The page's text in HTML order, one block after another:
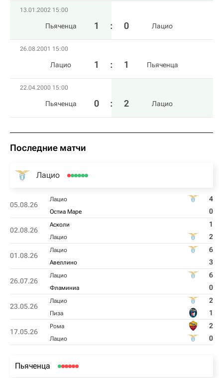
13.01.2002 15:00
Пьяченца 1 : 0 Лацио
26.08.2001 15:00
Лацио 1 : 1 Пьяченца
22.04.2000 15:00
Пьяченца 0 : 2 Лацио
Последние матчи
Лацио
05.08.26
Лацио 4
Остиа Маре 0
02.08.26
Асколи 1
Лацио 2
01.08.26
Лацио 6
Авеллино 3
26.07.26
Лацио 6
Фламиниа 0
23.05.26
Лацио 2
Пиза 1
17.05.26
Рома 2
Лацио 0
Пьяченца